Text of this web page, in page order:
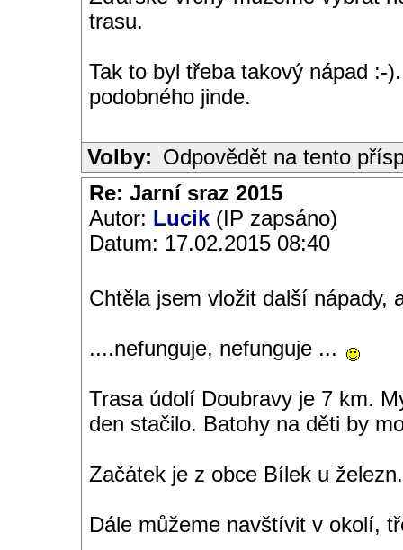
trasu.
Tak to byl třeba takový nápad :-
podobného jinde.
Volby: Odpovědět na tento
Re: Jarní sraz 2015
Autor: Lucik (IP zapsáno)
Datum: 17.02.2015 08:40
Chtěla jsem vložit další nápady,
....nefunguje, nefunguje ...
Trasa údolí Doubravy je 7 km.
den stačilo. Batohy na děti by
Začátek je z obce Bílek u
Dále můžeme navštívit v okolí,